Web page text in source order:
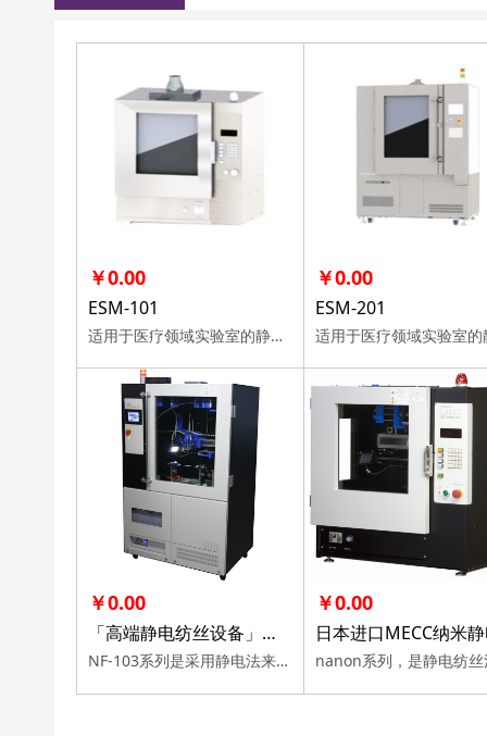
￥0.00
ESM-101
适用于医疗领域实验室的静电纺丝设备
￥0.00
ESM-201
￥0.00
「高端静电纺丝设备」日本进口MECC纳米静电纺丝机NF-103高端高校纳米纤维静电纺丝科研单位实验室设备
NF-103系列是采用静电法来从事纳米纤维纺织的高端机型。 可升级，并具有世界 上最先进纳米纤维纺丝技术的设备。
￥0.00